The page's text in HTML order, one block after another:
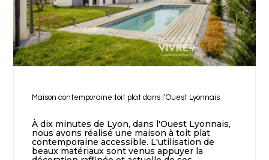
Maison contemporaine toit plat dans l’Ouest Lyonnais
À dix minutes de Lyon, dans l'Ouest Lyonnais,
nous avons réalisé une maison à toit plat
contemporaine accessible. L'utilisation de
beaux matériaux sont venus appuyer la